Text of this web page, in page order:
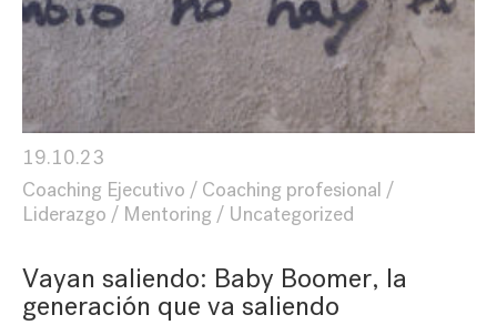
19.10.23
Coaching Ejecutivo
Coaching profesional
Liderazgo
Mentoring Uncategorized
Vayan saliendo: Baby Boomer, la
generación que va saliendo